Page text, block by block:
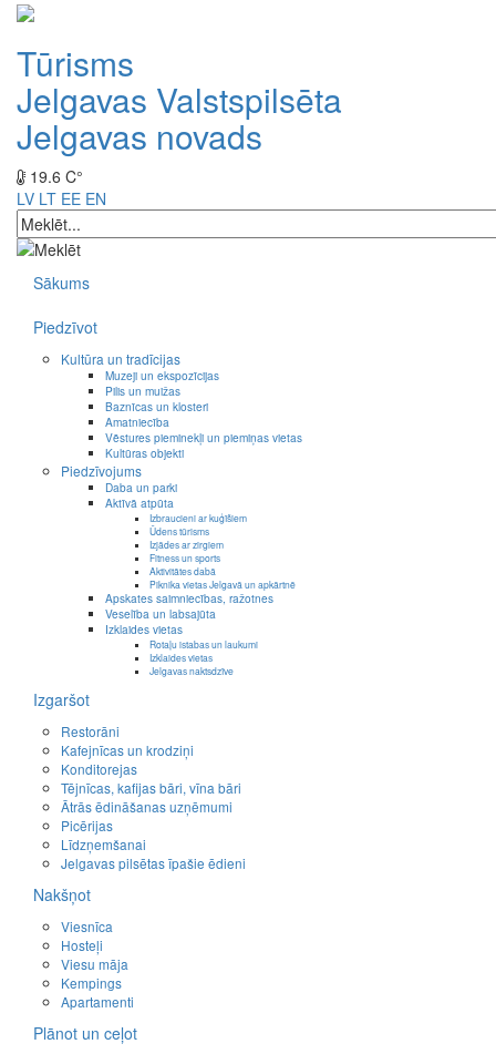
Tūrisms
Jelgavas Valstspilsēta
Jelgavas novads
19.6 C°
LV LT EE EN
Sākums
Piedzīvot
Kultūra un tradīcijas
Muzeji un ekspozīcijas
Pilis un muižas
Baznīcas un klosteri
Amatniecība
Vēstures pieminekļi un piemiņas vietas
Kultūras objekti
Piedzīvojums
Daba un parki
Aktīvā atpūta
Izbraucieni ar kuģīšiem
Ūdens tūrisms
Izjādes ar zirgiem
Fitness un sports
Aktivitātes dabā
Piknika vietas Jelgavā un apkārtnē
Apskates saimniecības, ražotnes
Veselība un labsajūta
Izklaides vietas
Rotaļu istabas un laukumi
Izklaides vietas
Jelgavas naktsdzīve
Izgaršot
Restorāni
Kafejnīcas un krodziņi
Konditorejas
Tējnīcas, kafijas bāri, vīna bāri
Ātrās ēdināšanas uzņēmumi
Picērijas
Līdzņemšanai
Jelgavas pilsētas īpašie ēdieni
Nakšņot
Viesnīca
Hosteļi
Viesu māja
Kempings
Apartamenti
Plānot un ceļot